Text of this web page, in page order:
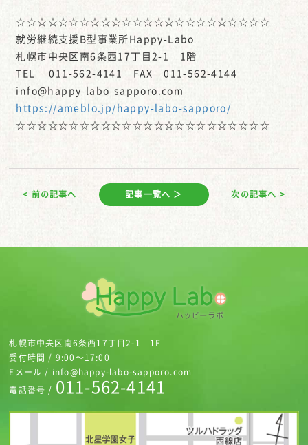
☆☆☆☆☆☆☆☆☆☆☆☆☆☆☆☆☆☆☆☆☆☆☆☆
就労継続支援B型事業所Happy-Labo
札幌市中央区南6条西17丁目2-1 1階
TEL 011-562-4141 FAX 011-562-4144
info@happy-labo-sapporo.com
https://ameblo.jp/happy-labo-sapporo/
☆☆☆☆☆☆☆☆☆☆☆☆☆☆☆☆☆☆☆☆☆☆☆☆
< 前の記事へ 記事一覧へ ＞ 次の記事へ >
札幌市中央区南6条西17丁目2-1 1F
受付時間 / 9:00～17:00
Eメール / info@happy-labo-sapporo.com
電話番号 / 011-562-4141